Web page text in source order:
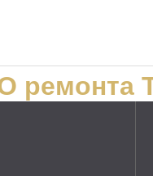
ремонта